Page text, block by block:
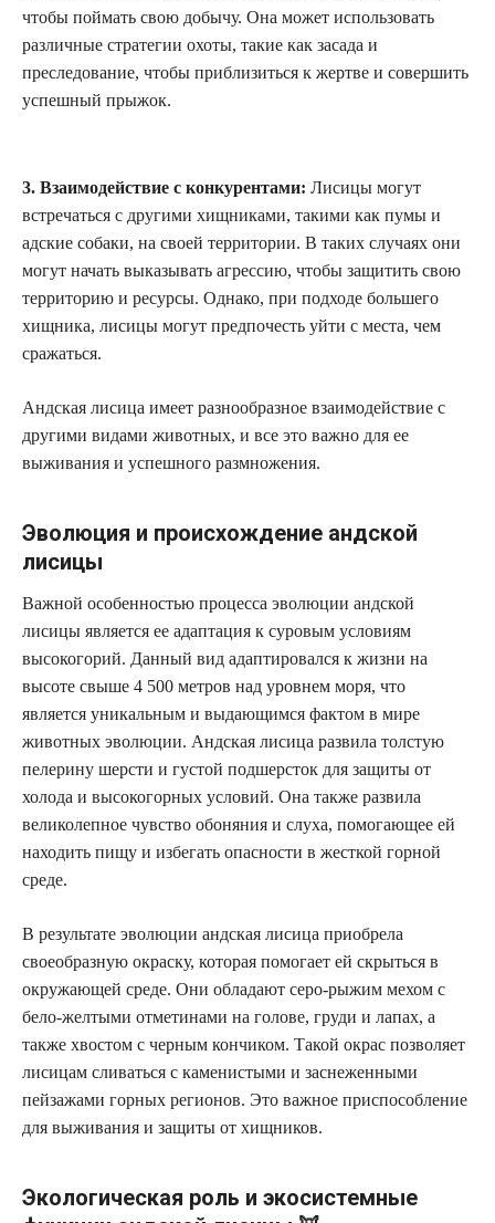
чтобы поймать свою добычу. Она может использовать
различные стратегии охоты, такие как засада и
преследование, чтобы приблизиться к жертве и совершить
успешный прыжок.
3. Взаимодействие с конкурентами: Лисицы могут
встречаться с другими хищниками, такими как пумы и
адские собаки, на своей территории. В таких случаях они
могут начать выказывать агрессию, чтобы защитить свою
территорию и ресурсы. Однако, при подходе большего
хищника, лисицы могут предпочесть уйти с места, чем
сражаться.
Андская лисица имеет разнообразное взаимодействие с
другими видами животных, и все это важно для ее
выживания и успешного размножения.
Эволюция и происхождение андской
лисицы
Важной особенностью процесса эволюции андской
лисицы является ее адаптация к суровым условиям
высокогорий. Данный вид адаптировался к жизни на
высоте свыше 4 500 метров над уровнем моря, что
является уникальным и выдающимся фактом в мире
животных эволюции. Андская лисица развила толстую
пелерину шерсти и густой подшерсток для защиты от
холода и высокогорных условий. Она также развила
великолепное чувство обоняния и слуха, помогающее ей
находить пищу и избегать опасности в жесткой горной
среде.
В результате эволюции андская лисица приобрела
своеобразную окраску, которая помогает ей скрыться в
окружающей среде. Они обладают серо-рыжим мехом с
бело-желтыми отметинами на голове, груди и лапах, а
также хвостом с черным кончиком. Такой окрас позволяет
лисицам сливаться с каменистыми и заснеженными
пейзажами горных регионов. Это важное приспособление
для выживания и защиты от хищников.
Экологическая роль и экосистемные